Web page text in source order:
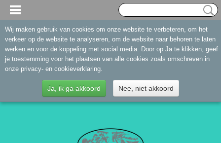
Wij maken gebruik van cookies om onze website te verbeteren, om het
verkeer op de website te analyseren, om de website naar behoren te laten
werken en voor de koppeling met social media. Door op Ja te klikken, geef
je toestemming voor het plaatsen van alle cookies zoals omschreven in
onze privacy- en cookieverklaring.
Ja, ik ga akkoord Nee, niet akkoord